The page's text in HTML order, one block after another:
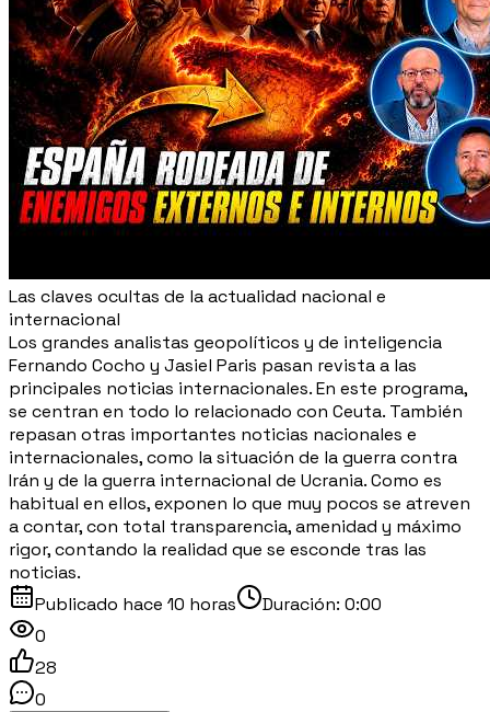
Las claves ocultas de la actualidad nacional e
internacional
Los grandes analistas geopolíticos y de inteligencia
Fernando Cocho y Jasiel Paris pasan revista a las
principales noticias internacionales. En este programa,
se centran en todo lo relacionado con Ceuta. También
repasan otras importantes noticias nacionales e
internacionales, como la situación de la guerra contra
Irán y de la guerra internacional de Ucrania. Como es
habitual en ellos, exponen lo que muy pocos se atreven
a contar, con total transparencia, amenidad y máximo
rigor, contando la realidad que se esconde tras las
noticias.
Publicado hace 10 horas Duración: 0:00
0
28
0